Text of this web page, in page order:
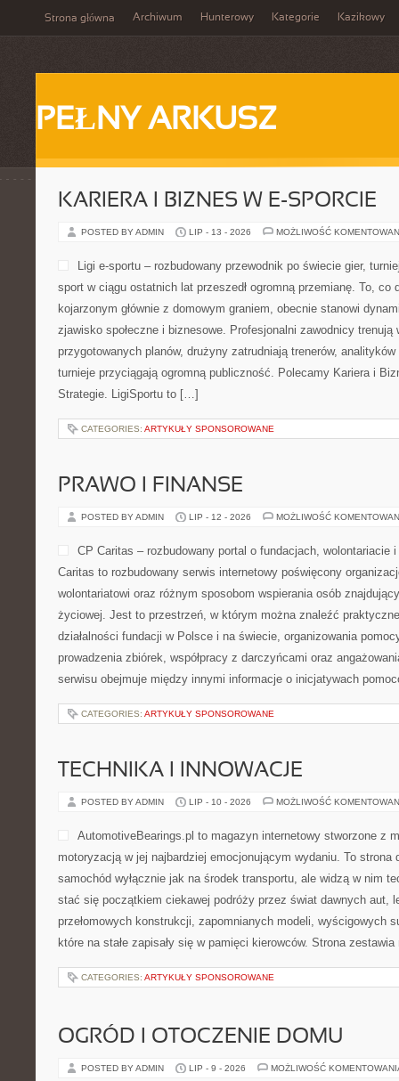
Strona główna Archiwum Hunterowy Kategorie Kazikowy
PEŁNY ARKUSZ
KARIERA I BIZNES W E-SPORCIE
POSTED BY ADMIN LIP - 13 - 2026 MOŻLIWOŚĆ
Ligi e-sportu – rozbudowany przewodnik po świecie gier,
sport w ciągu ostatnich lat przeszedł ogromną przemianę. To, co
kojarzonym głównie z domowym graniem, obecnie stanowi
zjawisko społeczne i biznesowe. Profesjonalni zawodnicy trenują
przygotowanych planów, drużyny zatrudniają trenerów,
turnieje przyciągają ogromną publiczność. Polecamy Kariera i
Strategie. LigiSportu to […]
CATEGORIES: ARTYKUŁY SPONSOROWANE
PRAWO I FINANSE
POSTED BY ADMIN LIP - 12 - 2026 MOŻLIWOŚĆ
CP Caritas – rozbudowany portal o fundacjach, wolontariacie
Caritas to rozbudowany serwis internetowy poświęcony
wolontariatowi oraz różnym sposobom wspierania osób
życiowej. Jest to przestrzeń, w którym można znaleźć
działalności fundacji w Polsce i na świecie, organizowania
prowadzenia zbiórek, współpracy z darczyńcami oraz
serwisu obejmuje między innymi informacje o inicjatywach
CATEGORIES: ARTYKUŁY SPONSOROWANE
TECHNIKA I INNOWACJE
POSTED BY ADMIN LIP - 10 - 2026 MOŻLIWOŚĆ
AutomotiveBearings.pl to magazyn internetowy stworzone z
motoryzacją w jej najbardziej emocjonującym wydaniu. To
samochód wyłącznie jak na środek transportu, ale widzą w nim
stać się początkiem ciekawej podróży przez świat dawnych aut,
przełomowych konstrukcji, zapomnianych modeli, wyścigowych
które na stałe zapisały się w pamięci kierowców. Strona
CATEGORIES: ARTYKUŁY SPONSOROWANE
OGRÓD I OTOCZENIE DOMU
POSTED BY ADMIN LIP - 9 - 2026 MOŻLIWOŚĆ